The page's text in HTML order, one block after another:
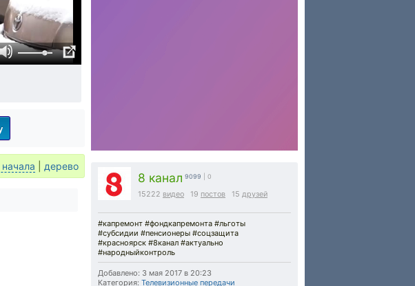
8 канал 9099 | 0
15222 видео 19 постов 15 друзей
#капремонт #фондкапремонта #льготы
#субсидии #пенсионеры #соцзащита
#красноярск #8канал #актуально
#народныйконтроль
Добавлено: 3 мая 2017 в 20:23
Категория: Телевизионные передачи
начала дерево